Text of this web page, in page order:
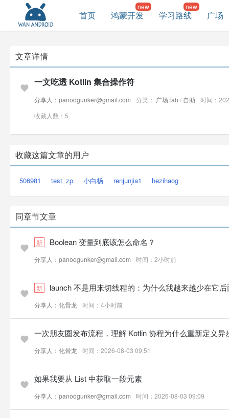
首页 鸿蒙开发 学习路线 广场
文章详情
一文吃透 Kotlin 集合操作符
分享人：panoogunker@gmail.com 分类： 广场Tab/ 自助
时间：
收藏人数：5
收藏这篇文章的用户
506981 test_zp 小白杨 renjunjia1 hezihaog
同章节文章
新 Boolean 变量到底该怎么命名？
分享人：panoogunker@gmail.com 时间：2小时前
新 launch 不是用来切线程的：为什么我越来越少在它
分享人：化骨龙 时间：4小时前
一次朋友圈发布流程，理解 Kotlin 协程为什么重新定义异
分享人：化骨龙 时间：2026-08-03 09:51
如果我要从 List 中获取一段元素
分享人：panoogunker@gmail.com 时间：2026-08-03 09:09